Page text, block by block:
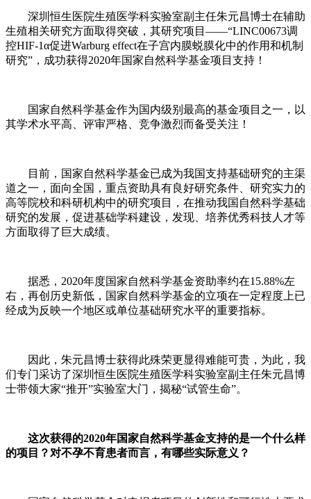
深圳恒生医院生殖医学科实验室副主任朱元昌博士在辅助
生殖相关研究方面取得突破，其研究项目——“LINC00673调
控HIF-1α促进Warburg effect在子宫内膜蜕膜化中的作用和机制
研究”，成功获得2020年国家自然科学基金项目支持！
国家自然科学基金作为国内级别最高的基金项目之一，以
其学术水平高、评审严格、竞争激烈而备受关注！
目前，国家自然科学基金已成为我国支持基础研究的主渠
道之一，面向全国，重点资助具有良好研究条件、研究实力的
高等院校和科研机构中的研究项目，在推动我国自然科学基础
研究的发展，促进基础学科建设，发现、培养优秀科技人才等
方面取得了巨大成绩。
据悉，2020年度国家自然科学基金资助率约在15.88%左
右，再创历史新低，国家自然科学基金的立项在一定程度上已
经成为反映一个地区或单位基础研究水平的重要指标。
因此，朱元昌博士获得此殊荣更显得难能可贵，为此，我
们专门采访了深圳恒生医院生殖医学科实验室副主任朱元昌博
士带领大家“推开”实验室大门，揭秘“试管生命”。
这次获得的2020年国家自然科学基金支持的是一个什么样
的项目？对不孕不育患者而言，有哪些实际意义？